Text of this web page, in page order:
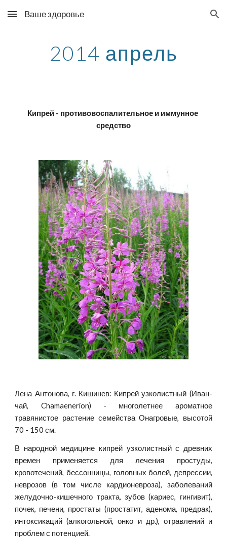
Skip to main content Skip to navigation
Ваше здоровье
2014 апрель
Кипрей - противовоспалительное и иммунное
средство
Лена Антонова, г. Кишинев: Кипрей узколистный (Иван-
чай, Chamaenerion) - многолетнее ароматное
травянистое растение семейства Онагровые, высотой
70 - 150 см.
В народной медицине кипрей узколистный с древних
времен применяется для лечения простуды,
кровотечений, бессонницы, головных болей, депрессии,
неврозов (в том числе кардионевроза), заболеваний
желудочно-кишечного тракта, зубов (кариес, гингивит),
почек, печени, простаты (простатит, аденома, предрак),
интоксикаций (алкогольной, онко и др.), отравлений и
проблем с потенцией.